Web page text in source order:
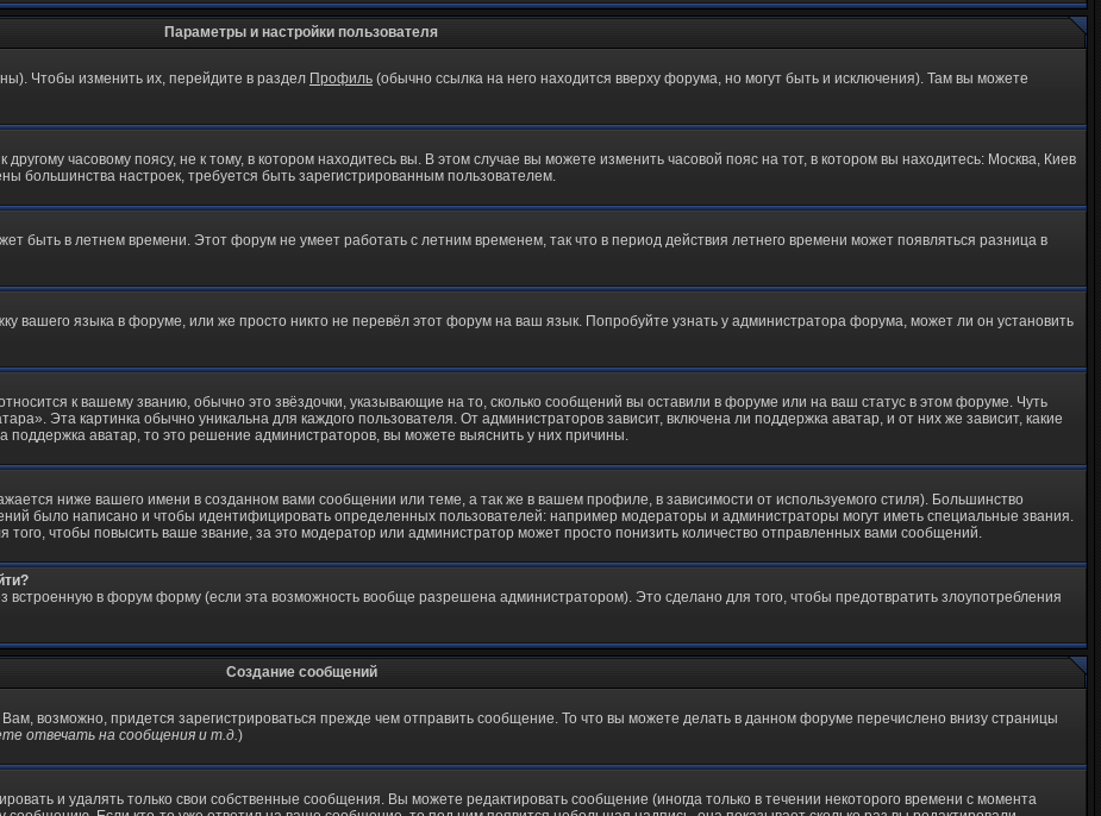
Параметры и настройки пользователя
Чтобы изменить их, перейдите в раздел Профиль (обычно ссылка на него находится вверху форума, но могут быть и исключения). Там вы можете
часовому поясу, не к тому, в котором находитесь вы. В этом случае вы можете изменить часовой пояс на тот, в котором вы находитесь: Москва, Киев
большинства настроек, требуется быть зарегистрированным пользователем.
быть в летнем времени. Этот форум не умеет работать с летним временем, так что в период действия летнего времени может появляться разница в
вашего языка в форуме, или же просто никто не перевёл этот форум на ваш язык. Попробуйте узнать у администратора форума, может ли он установить
к вашему званию, обычно это звёздочки, указывающие на то, сколько сообщений вы оставили в форуме или на ваш статус в этом форуме. Чуть
Эта картинка обычно уникальна для каждого пользователя. От администраторов зависит, включена ли поддержка аватар, и от них же зависит, какие
аватар, то это решение администраторов, вы можете выяснить у них причины.
ниже вашего имени в созданном вами сообщении или теме, а так же в вашем профиле, в зависимости от используемого стиля). Большинство
было написано и чтобы идентифицировать определенных пользователей: например модераторы и администраторы могут иметь специальные звания.
чтобы повысить ваше звание, за это модератор или администратор может просто понизить количество отправленных вами сообщений.
встроенную в форум форму (если эта возможность вообще разрешена администратором). Это сделано для того, чтобы предотвратить злоупотребления
Создание сообщений
возможно, придется зарегистрироваться прежде чем отправить сообщение. То что вы можете делать в данном форуме перечислено внизу страницы
отвечать на сообщения и т.д.)
и удалять только свои собственные сообщения. Вы можете редактировать сообщение (иногда только в течении некоторого времени с момента